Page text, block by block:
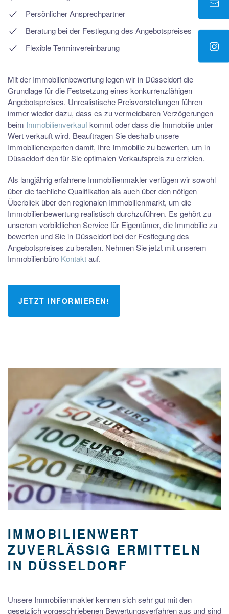
Persönlicher Ansprechpartner
Beratung bei der Festlegung des Angebotspreises
Flexible Terminvereinbarung
Mit der Immobilienbewertung legen wir in Düsseldorf die
Grundlage für die Festsetzung eines konkurrenzfähigen
Angebotspreises. Unrealistische Preisvorstellungen führen
immer wieder dazu, dass es zu vermeidbaren Verzögerungen
beim Immobilienverkaufkommt oder dass die Immobilie unter
Wert verkauft wird. Beauftragen Sie deshalb unsere
Immobilienexperten damit, Ihre Immobilie zu bewerten, um in
Düsseldorf den für Sie optimalen Verkaufspreis zu erzielen.
Als langjährig erfahrene Immobilienmakler verfügen wir sowohl
über die fachliche Qualifikation als auch über den nötigen
Überblick über den regionalen Immobilienmarkt, um die
Immobilienbewertung realistisch durchzuführen. Es gehört zu
unserem vorbildlichen Service für Eigentümer, die Immobilie zu
bewerten und Sie in Düsseldorf bei der Festlegung des
Angebotspreises zu beraten. Nehmen Sie jetzt mit unserem
Immobilienbüro Kontaktauf.
JETZT INFORMIEREN!
IMMOBILIENWERT
ZUVERLÄSSIG ERMITTELN
IN DÜSSELDORF
Unsere Immobilienmakler kennen sich sehr gut mit den
gesetzlich vorgeschriebenen Bewertungsverfahren aus und sind